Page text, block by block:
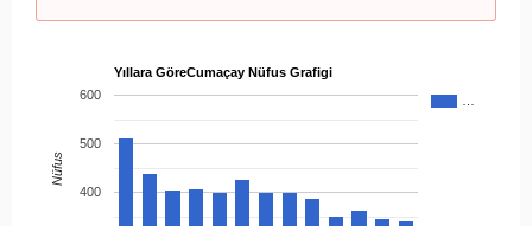
Yıllara GöreCumaçay Nüfus Grafigi
400
500
600
Nüfus